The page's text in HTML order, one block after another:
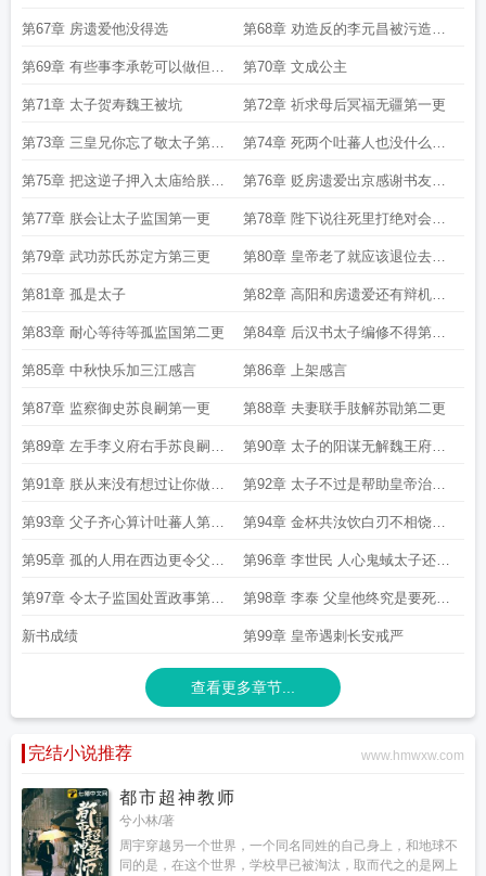
第67章 房遗爱他没得选 第68章 劝造反的李元昌被污造反
的李恪
第69章 有些事李承乾可以做但李
泰不行
第70章 文成公主
第71章 太子贺寿魏王被坑 第72章 祈求母后冥福无疆第一更
第73章 三皇兄你忘了敬太子第二
更
第74章 死两个吐蕃人也没什么的
第三更
第75章 把这逆子押入太庙给朕往
死里抽
第76章 贬房遗爱出京感谢书友饭
饭饭团er打
第77章 朕会让太子监国第一更 第78章 陛下说往死里打绝对会往
死里打的
第79章 武功苏氏苏定方第三更 第80章 皇帝老了就应该退位去做
太上皇
第81章 孤是太子 第82章 高阳和房遗爱还有辩机第
一更
第83章 耐心等待等孤监国第二更 第84章 后汉书太子编修不得第三
更
第85章 中秋快乐加三江感言 第86章 上架感言
第87章 监察御史苏良嗣第一更 第88章 夫妻联手肢解苏勖第二更
第89章 左手李义府右手苏良嗣第
三更
第90章 太子的阳谋无解魏王府就
沉静下来
第91章 朕从来没有想过让你做太
子第五更
第92章 太子不过是帮助皇帝治理
天下的工具
第93章 父子齐心算计吐蕃人第二
更
第94章 金杯共汝饮白刃不相饶第
三更
第95章 孤的人用在西边更令父皇
安心第四
第96章 李世民 人心鬼蜮太子还需
历练第
第97章 令太子监国处置政事第二
更
第98章 李泰 父皇他终究是要死的
第三更
新书成绩 第99章 皇帝遇刺长安戒严
查看更多章节...
完结小说推荐 www.hmwxw.com
都市超神教师
兮小林/著
周宇穿越另一个世界，一个同名同姓的自己身上，和地球不
同的是，在这个世界，学校早已被淘汰，取而代之的是网上